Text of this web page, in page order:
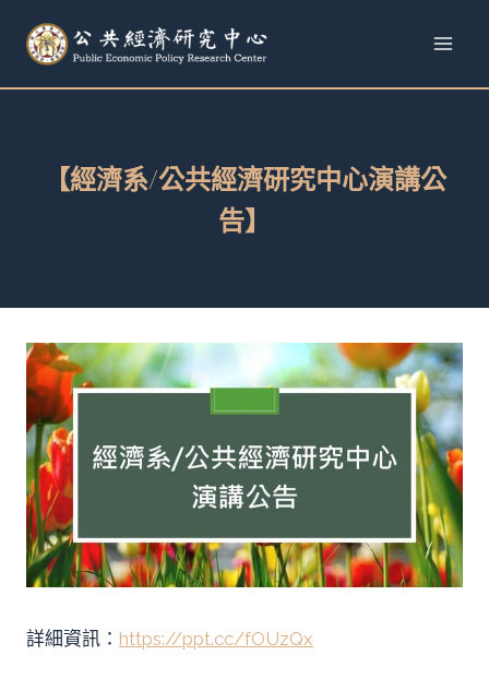
【經濟系/公共經濟研究中心演講公
告】
詳細資訊： https://ppt.cc/fOUzQx